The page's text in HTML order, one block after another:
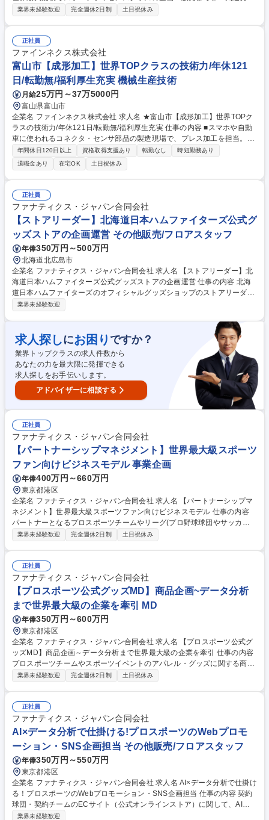
展開する当社にて、プロスポーツチームの公式ECにおけるSNS・デジタ
トまで担っていただきます。ファン視点でSNSやWEBのプロモーション
を企画し、撮影指示やメルマガ作成、インフルエンサー施策なども行いま
す。効果検証を重ねてKPI・予算を管理しつつ、後輩の育成や制作陣の指
揮もおまかせします。自ら手を動かし発信・分析して売上を作りつつ、チ
ームと予算をコントロールして成果を最大化するしていただきます。 募集
職種 【マーケティングリーダー】プロスポーツ公式グッズサイトのプロモ
ーション戦略
業界未経験歓迎 完全週休2日制 土日祝休み
正社員
ファインネクス株式会社
富山市【成形加工】世界TOPクラスの技術力/年休121
日/転勤無/福利厚生充実 機械生産技術
月給25万円～37万5000円
富山県富山市
企業名 ファインネクス株式会社 求人名 ★富山市【成形加工】世界TOPク
ラスの技術力/年休121日/転勤無/福利厚生充実 仕事の内容 ■スマホや自動
車に使われるコネクタ・センサ部品の製造現場で、プレス加工を担当。図
面をもとにした加工業務に加え、新製品の立ち上げや既存ラインの改善に
も携わります。大手メーカーならではの安定した経営基盤 のもと、長期的
に働きながら専門性を高められる環境です。プレス製品の量産に関わる製
造業務（加工、金型の調整、段取りなど）を担当。【魅力】製品を一貫し
て自社で手がける体制と、世界トップクラスの加工技術が強み。内製化に
より高い品質を実現し、安定した受注基盤を確立しています。自動車・電
子部品など将来性の高い分野で需要が続くため、安心して長く働ける環境
です。福利厚生や手当も充実しております。 募集職種 ★富山市【成形加
工】世界TOPクラスの技術力/年休121日/転勤無/福利厚生充実
年間休日120日以上 資格取得支援あり 転勤なし
時短勤務あり
退職金あり
在宅OK 土日祝休み
正社員
ファナティクス・ジャパン合同会社
【ストアリーダー】北海道日本ハムファイターズ公式グ
ッズストアの企画運営 その他販売/フロアスタッフ
年俸350万円～500万円
北海道北広島市
企業名 ファナティクス・ジャパン合同会社 求人名 【ストアリーダー】北
海道日本ハムファイターズ公式グッズストアの企画運営 仕事の内容 北海
道日本ハムファイターズのオフィシャルグッズショップのストアリーダー
業務をお任せします。試合日・興行日における店舗運営やイベント運営業
における売上・コスト管理やスタッフ育成、CS対応、店頭マーチャンダ
イジングを含む販促企画の実行を担います。さらに人流・コンフォート分
析を用いて、レジやストアの待機列改善といったオペレーションの最適化
を徹底。取引先との連携を深めながら、試合日の店舗・イベント運営を円
滑に成功へと導きます。現場の課題発見と改善を繰り返し、売上の最大化
と快適な顧客体験を同時に実現します。 募集職種 【ストアリーダー】北
海道日本ハムファイターズ公式グッズストアの企画運営
業界未経験歓迎
求人探しにお困り ですか？
業界トップクラスの求人件数から
あなたの力を最大限に発揮できる
求人探しをお手伝いします。
アドバイザーに相談する
正社員
ファナティクス・ジャパン合同会社
【パートナーシップマネジメント】世界最大級スポーツ
ファン向けビジネスモデル 事業企画
年俸400万円～660万円
東京都港区
企業名 ファナティクス・ジャパン合同会社 求人名 【パートナーシップマ
ネジメント】世界最大級スポーツファン向けビジネスモデル 仕事の内容
パートナーとなるプロスポーツチームやリーグ(プロ野球球団やサッカー
クラブ)のキーパーソンと密接な関係を築き、ファンが何を求めているの
画部門、EC部門、リテール部門等を横断的を巻き込みながら事業の舵取
りを担う中心としてご活躍いただきます。 【具体的に】■担当するパート
ナーチームとの事業経営 ■既存/潜在顧客の行動及びニーズ分析 ■予算計画
及び管理,商品企画やプロモーション活動の効果測定・KPI管理 ■商品企画
の方向性,プロモーション戦略の立案,活動プラン策定及び実行 等 募集職種
【パートナーシップマネジメント】世界最大級スポーツファン向けビジネ
スモデル
業界未経験歓迎 完全週休2日制 土日祝休み
正社員
ファナティクス・ジャパン合同会社
【プロスポーツ公式グッズMD】商品企画~データ分析
まで世界最大級の企業を牽引 MD
年俸350万円～600万円
東京都港区
企業名 ファナティクス・ジャパン合同会社 求人名 【プロスポーツ公式グ
ッズMD】商品企画～データ分析まで世界最大級の企業を牽引 仕事の内容
プロスポーツチームやスポーツイベントのアパレル・グッズに関する商品
企画・調達業務を担当いただきます。売上データ分析から販売予測、MD
実行、チームやイベントに応じたMD（商品投入）プランの立案、在庫・
納品の管理など販売までの全体管理、新たなカテゴリやチーム商材など新
規取扱商品の開拓を行います。 取り扱う商品の例 - ユニフォーム、アパレ
ル、タオルなどの応援グッズ - 心理に寄り添った選手関連アイテム など
募集職種 【プロスポーツ公式グッズMD】商品企画～データ分析まで世界
最大級の企業を牽引
業界未経験歓迎 完全週休2日制 土日祝休み
正社員
ファナティクス・ジャパン合同会社
AI×データ分析で仕掛ける!プロスポーツのWebプロモ
ーション・SNS企画担当 その他販売/フロアスタッフ
年俸350万円～550万円
東京都港区
企業名 ファナティクス・ジャパン合同会社 求人名 AI×データ分析で仕掛け
る！プロスポーツのWebプロモーション・SNS企画担当 仕事の内容 契約
球団・契約チームのECサイト（公式オンラインストア）に関して、AIを
活用していただきながら、グッズの売り上げ最大化を狙ったWebプロモー
業界未経験歓迎